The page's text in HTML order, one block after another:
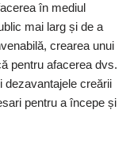
în mediul
mai larg și de a
crearea unui
pentru afacerea dvs.
dezavantajele creării
pentru a începe și